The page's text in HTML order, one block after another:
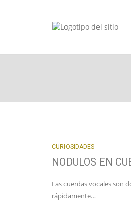
CURIOSIDADES
NODULOS EN
Las cuerdas vocales son
rápidamente…